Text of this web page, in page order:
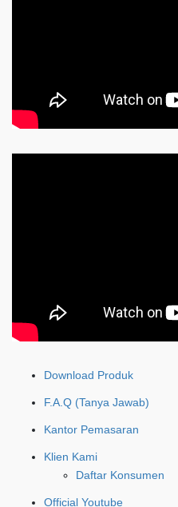
Download Produk
F.A.Q (Tanya Jawab)
Kantor Pemasaran
Klien Kami
Daftar Konsumen
Official Youtube